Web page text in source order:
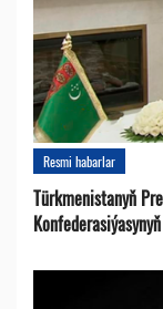
Resmi habarlar
Türkmenistanyň